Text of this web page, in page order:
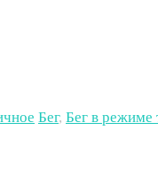
Бег, Бег в режиме